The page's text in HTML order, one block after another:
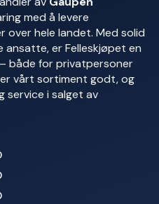
med å levere
hele landet. Med solid
er Felleskjøpet en
både for privatpersoner
vårt sortiment godt, og
service i salget av